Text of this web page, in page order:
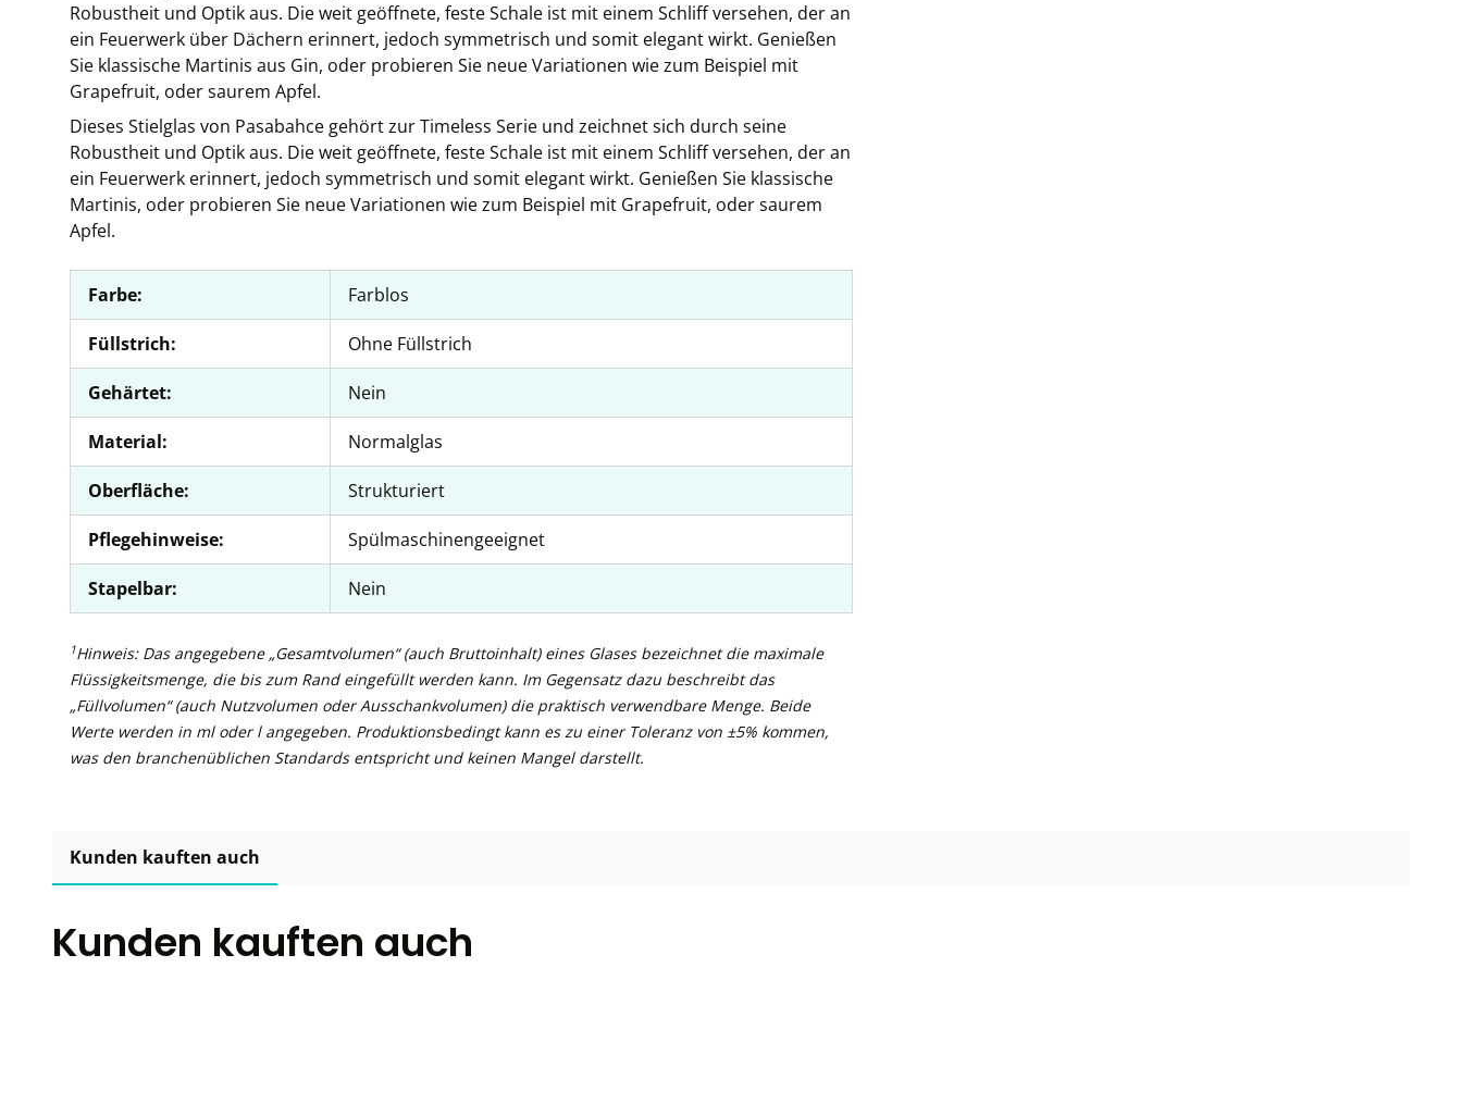
Robustheit und Optik aus. Die weit geöffnete, feste Schale ist mit einem Schliff versehen, der an
ein Feuerwerk über Dächern erinnert, jedoch symmetrisch und somit elegant wirkt. Genießen
Sie klassische Martinis aus Gin, oder probieren Sie neue Variationen wie zum Beispiel mit
Grapefruit, oder saurem Apfel.
Dieses Stielglas von Pasabahce gehört zur Timeless Serie und zeichnet sich durch seine
Robustheit und Optik aus. Die weit geöffnete, feste Schale ist mit einem Schliff versehen, der an
ein Feuerwerk erinnert, jedoch symmetrisch und somit elegant wirkt. Genießen Sie klassische
Martinis, oder probieren Sie neue Variationen wie zum Beispiel mit Grapefruit, oder saurem
Apfel.
Farbe: Farblos
Füllstrich: Ohne Füllstrich
Gehärtet: Nein
Material: Normalglas
Oberfläche: Strukturiert
Pflegehinweise: Spülmaschinengeeignet
Stapelbar: Nein
1Hinweis: Das angegebene „Gesamtvolumen“ (auch Bruttoinhalt) eines Glases bezeichnet die maximale
Flüssigkeitsmenge, die bis zum Rand eingefüllt werden kann. Im Gegensatz dazu beschreibt das
„Füllvolumen“ (auch Nutzvolumen oder Ausschankvolumen) die praktisch verwendbare Menge. Beide
Werte werden in ml oder l angegeben. Produktionsbedingt kann es zu einer Toleranz von ±5% kommen,
was den branchenüblichen Standards entspricht und keinen Mangel darstellt.
Kunden kauften auch
Kunden kauften auch